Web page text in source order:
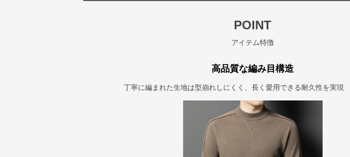
POINT
アイテム特徴
高品質な編み目構造
丁寧に編まれた生地は型崩れしにくく、長く愛用できる耐久性を実現